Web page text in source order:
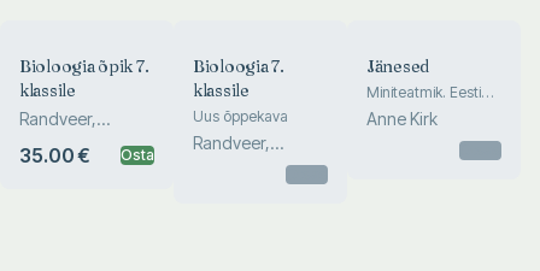
Bioloogia õpik 7.
klassile
Randveer,
Tuvikene, Mägi,
Kirk, Relve...
35.00 € Osta
Bioloogia 7.
klassile
Uus õppekava
Randveer,
Tuvikene, Mägi,
Jänesed
Miniteatmik. Eesti
ulukimetajad
Anne Kirk